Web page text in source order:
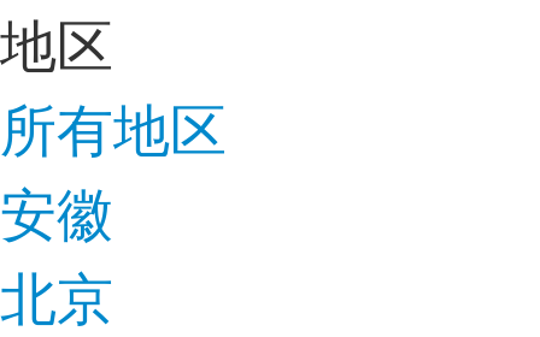
地区
所有地区
安徽
北京